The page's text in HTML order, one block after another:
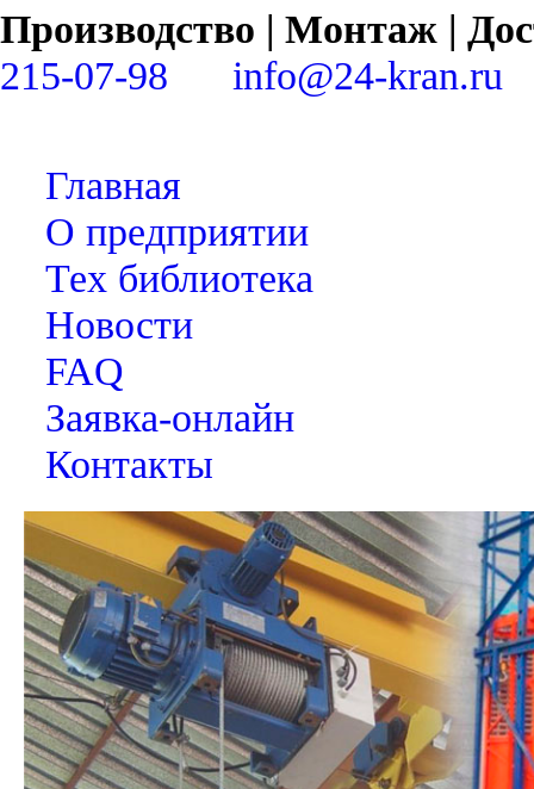
Производство | Монтаж |
215-07-98
info@24-kran.ru
Главная
О предприятии
Тех библиотека
Новости
FAQ
Заявка-онлайн
Контакты